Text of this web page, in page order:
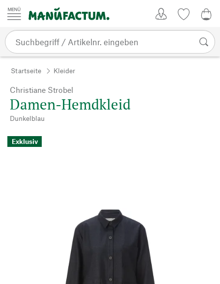
Zum Inhalt springen
Startseite Kleider
Christiane Strobel
Damen-Hemdkleid
Dunkelblau
Exklusiv